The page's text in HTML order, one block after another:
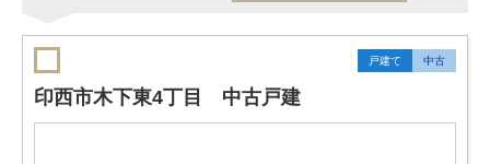
戸建て 中古
印西市木下東4丁目 中古戸建